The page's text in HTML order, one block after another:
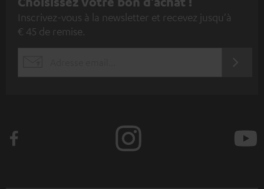
n
s
z
Inscrivez-vous à la newsletter et recevez jusqu'à
€ 45 de remise.